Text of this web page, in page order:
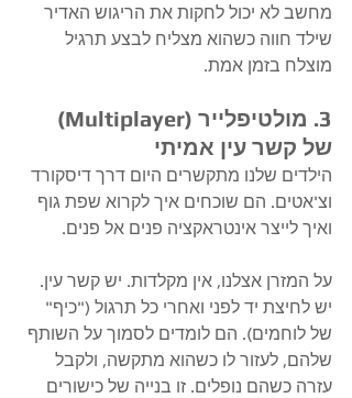
מחשב לא יכול לחקות את הריגוש האדיר
שילד חווה כשהוא מצליח לבצע תרגיל
מוצלח בזמן אמת.
​3. מולטיפלייר (Multiplayer)
של קשר עין אמיתי
​הילדים שלנו מתקשרים היום דרך דיסקורד
וצ'אטים. הם שוכחים איך לקרוא שפת גוף
ואיך לייצר אינטראקציה פנים אל פנים.
על המזרן אצלנו, אין מקלדות. יש קשר עין.
יש לחיצת יד לפני ואחרי כל תרגול ("כיף"
של לוחמים). הם לומדים לסמוך על השותף
שלהם, לעזור לו כשהוא מתקשה, ולקבל
עזרה כשהם נופלים. זו בנייה של כישורים